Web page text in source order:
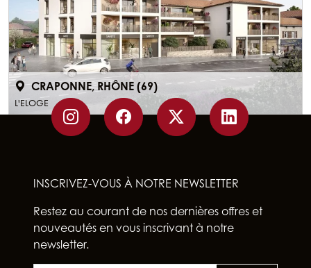
CRAPONNE, RHÔNE (69)
L'ELOGE
INSCRIVEZ-VOUS À NOTRE NEWSLETTER
Restez au courant de nos dernières offres et
nouveautés en vous inscrivant à notre
newsletter.